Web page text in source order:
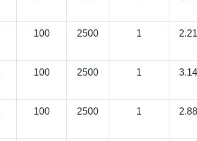
100 2500 1 2.21
100 2500 1 3.14
100 2500 1 2.88